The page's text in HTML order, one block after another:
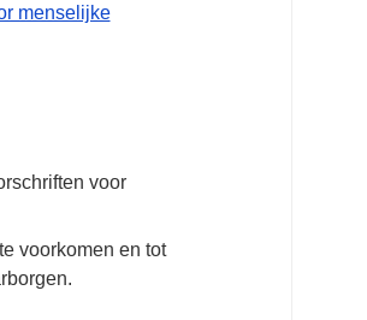
menselijke
voor
voorkomen en tot